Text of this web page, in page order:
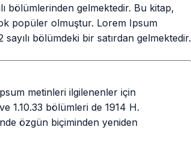
bölümlerinden gelmektedir. Bu kitap,
popüler olmuştur. Lorem Ipsum
sayılı bölümdeki bir satırdan gelmektedir.
metinleri ilgilenenler için
1.10.33 bölümleri de 1914 H.
özgün biçiminden yeniden